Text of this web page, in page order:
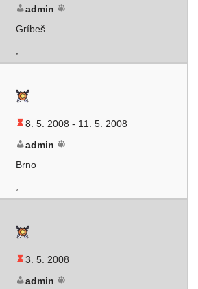
admin
Gríbeš
,
8. 5. 2008 - 11. 5. 2008
admin
Brno
,
3. 5. 2008
admin